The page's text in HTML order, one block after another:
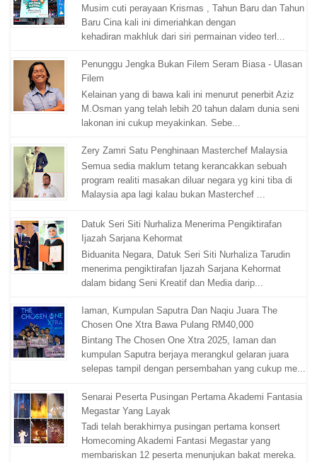
Musim cuti perayaan Krismas , Tahun Baru dan Tahun
Baru Cina kali ini dimeriahkan dengan
kehadiran makhluk dari siri permainan video terl...
Penunggu Jengka Bukan Filem Seram Biasa - Ulasan
Filem
Kelainan yang di bawa kali ini menurut penerbit Aziz
M.Osman yang telah lebih 20 tahun dalam dunia seni
lakonan ini cukup meyakinkan. Sebe...
Zery Zamri Satu Penghinaan Masterchef Malaysia
Semua sedia maklum tetang kerancakkan sebuah
program realiti masakan diluar negara yg kini tiba di
Malaysia apa lagi kalau bukan Masterchef ...
Datuk Seri Siti Nurhaliza Menerima Pengiktirafan
Ijazah Sarjana Kehormat
Biduanita Negara, Datuk Seri Siti Nurhaliza Tarudin
menerima pengiktirafan Ijazah Sarjana Kehormat
dalam bidang Seni Kreatif dan Media darip...
Iaman, Kumpulan Saputra Dan Naqiu Juara The
Chosen One Xtra Bawa Pulang RM40,000
Bintang The Chosen One Xtra 2025, Iaman dan
kumpulan Saputra berjaya merangkul gelaran juara
selepas tampil dengan persembahan yang cukup me...
Senarai Peserta Pusingan Pertama Akademi Fantasia
Megastar Yang Layak
Tadi telah berakhirnya pusingan pertama konsert
Homecoming Akademi Fantasi Megastar yang
membariskan 12 peserta menunjukan bakat mereka.